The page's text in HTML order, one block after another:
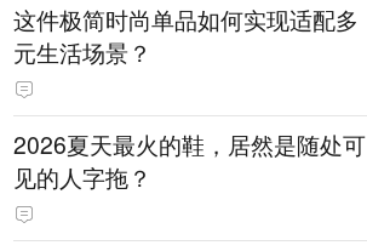
这件极简时尚单品如何实现适配多
元生活场景？
2026夏天最火的鞋，居然是随处可
见的人字拖？